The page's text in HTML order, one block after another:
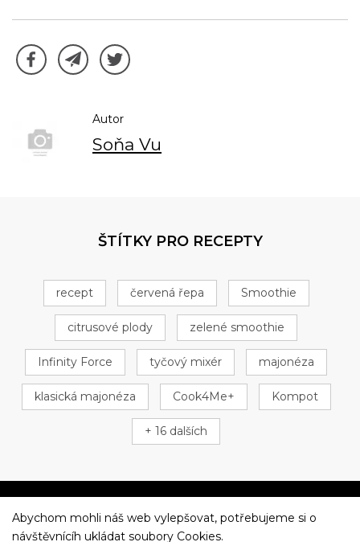
Autor
Soňa Vu
ŠTÍTKY PRO RECEPTY
recept červená řepa Smoothie
citrusové plody zelené smoothie
Infinity Force tyčový mixér majonéza
klasická majonéza Cook4Me+ Kompot
+ 16 dalších
Večeříme společně
Abychom mohli náš web vylepšovat, potřebujeme si o
návštěvnícíh ukládat soubory Cookies.